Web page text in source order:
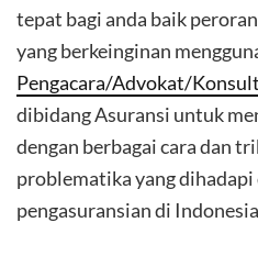
tepat bagi anda baik
yang berkeinginan
Pengacara/Advokat/
dibidang Asuransi untuk
dengan berbagai cara dan
problematika yang
pengasuransian di